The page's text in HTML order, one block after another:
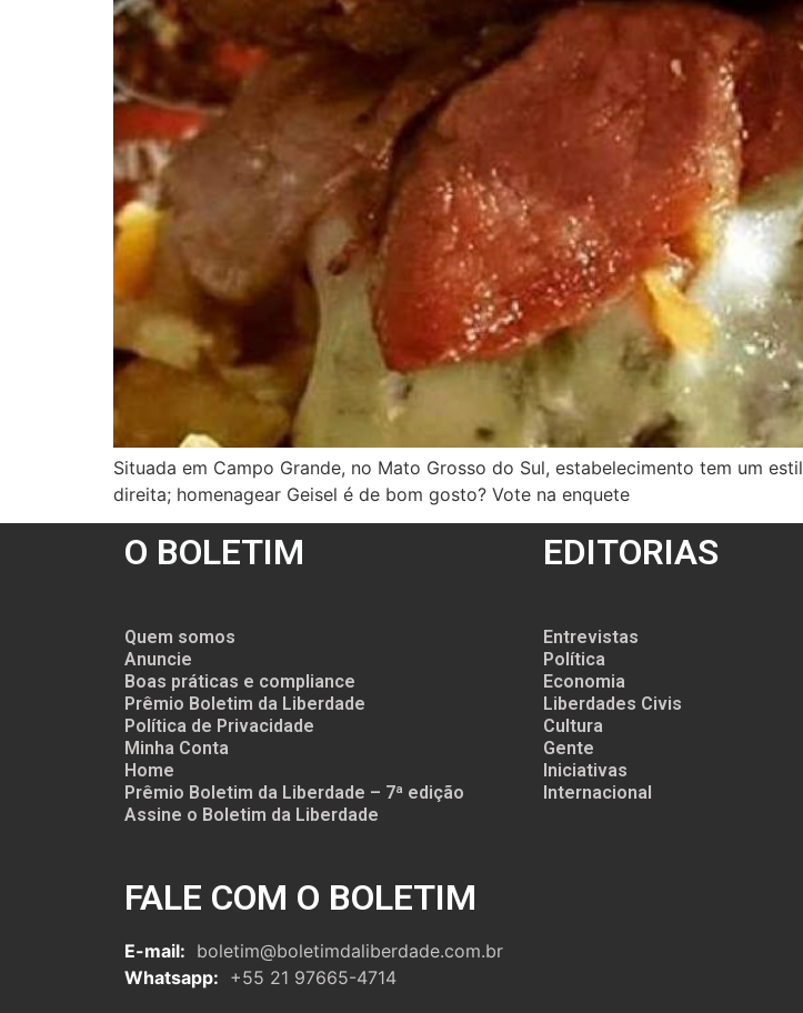
Situada em Campo Grande, no Mato Grosso do Sul, estabelecimento tem um
direita; homenagear Geisel é de bom gosto? Vote na enquete
O BOLETIM
Quem somos
Anuncie
Boas práticas e compliance
Prêmio Boletim da Liberdade
Política de Privacidade
Minha Conta
Home
Prêmio Boletim da Liberdade – 7ª edição
Assine o Boletim da Liberdade
FALE COM O BOLETIM
E-mail: boletim@boletimdaliberdade.com.br
Whatsapp: +55 21 97665-4714
EDITORIAS
Entrevistas
Política
Economia
Liberdades Civis
Cultura
Gente
Iniciativas
Internacional